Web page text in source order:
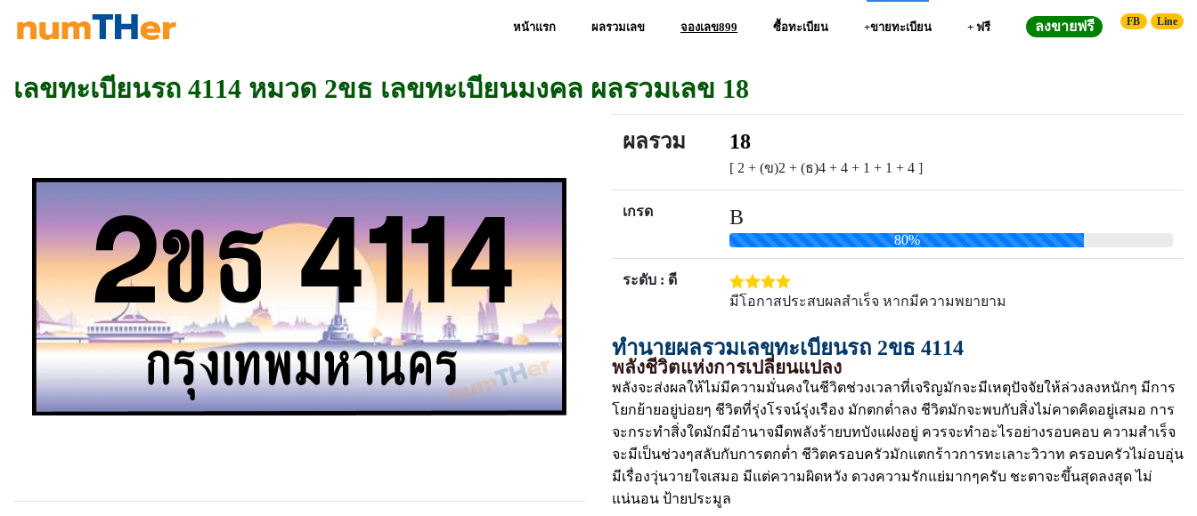
หน้าแรก ผลรวมเลข จองเลข899 ซื้อทะเบียน +ขายทะเบียน + ฟรี ลงขายฟรี FB Line
เลขทะเบียนรถ 4114 หมวด 2ขธ เลขทะเบียนมงคล ผลรวมเลข 18
ผลรวม 18
[ 2 + (ข)2 + (ธ)4 + 4 + 1 + 1 + 4 ]
เกรด B
80%
ระดับ : ดี
มีโอกาสประสบผลสำเร็จ หากมีความพยายาม
ทำนายผลรวมเลขทะเบียนรถ 2ขธ 4114
พลังชีวิตแห่งการเปลี่ยนแปลง
พลังจะส่งผลให้ไม่มีความมั่นคงในชีวิตช่วงเวลาที่เจริญมักจะมีเหตุปัจจัยให้ล่วงลงหนักๆ มีการ
โยกย้ายอยู่บ่อยๆ ชีวิตที่รุ่งโรจน์รุ่งเรือง มักตกต่ำลง ชีวิตมักจะพบกับสิ่งไม่คาดคิดอยู่เสมอ การ
จะกระทำสิ่งใดมักมีอำนาจมืดพลังร้ายบทบังแฝงอยู่ ควรจะทำอะไรอย่างรอบคอบ ความสำเร็จ
จะมีเป็นช่วงๆสลับกับการตกต่ำ ชีวิตครอบครัวมักแตกร้าวการทะเลาะวิวาท ครอบครัวไม่อบอุ่น
มีเรื่องวุ่นวายใจเสมอ มีแต่ความผิดหวัง ดวงความรักแย่มากๆครับ ชะตาจะขึ้นสุดลงสุด ไม่
แน่นอน ป้ายประมูล